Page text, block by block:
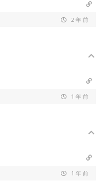
2 年 前
1 年 前
1 年 前